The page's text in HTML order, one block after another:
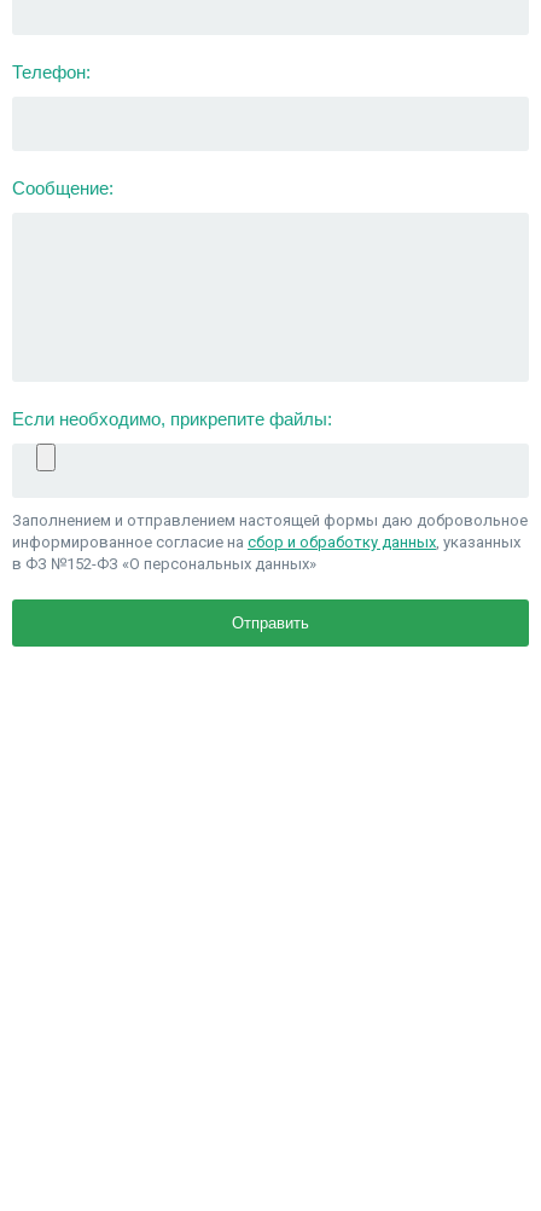
Телефон:
Сообщение:
Если необходимо, прикрепите файлы:
Заполнением и отправлением настоящей формы даю добровольное
информированное согласие на сбор и обработку данных , указанных
в ФЗ №152-ФЗ «О персональных данных»